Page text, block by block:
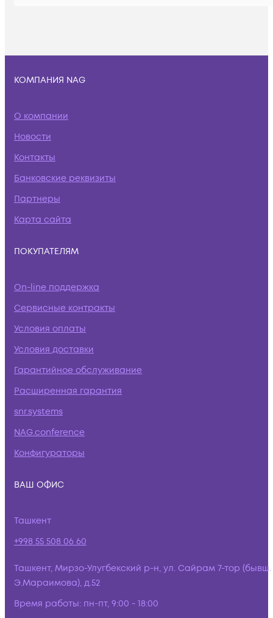
КОМПАНИЯ NAG
О компании
Новости
Контакты
Банковские реквизиты
Партнеры
Карта сайта
ПОКУПАТЕЛЯМ
On-line поддержка
Сервисные контракты
Условия оплаты
Условия доставки
Гарантийное обслуживание
Расширенная гарантия
snr.systems
NAG.conference
Конфигураторы
ВАШ ОФИС
Ташкент
+998 55 508 06 60
Ташкент, Мирзо-Улугбекский р-н, ул. Сайрам 7-тор (бывш.
Э.Мараимова), д.52
Время работы: пн-пт, 9:00 - 18:00